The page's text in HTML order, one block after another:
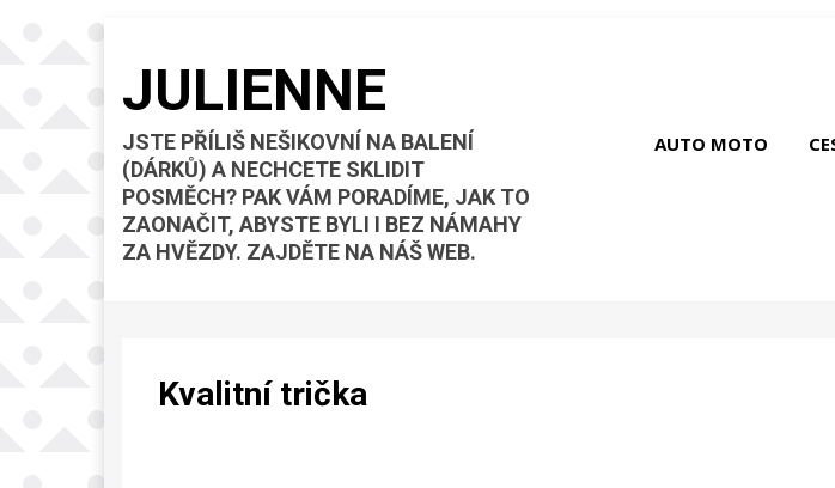
JULIENNE
JSTE PŘÍLIŠ NEŠIKOVNÍ NA BALENÍ
(DÁRKŮ) A NECHCETE SKLIDIT
POSMĚCH? PAK VÁM PORADÍME, JAK TO
ZAONAČIT, ABYSTE BYLI I BEZ NÁMAHY
ZA HVĚZDY. ZAJDĚTE NA NÁŠ WEB.
AUTO MOTO
Kvalitní trička